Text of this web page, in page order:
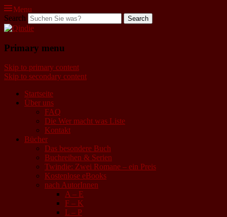
Menu
Qindie
Search
Primary menu
Skip to primary content
Skip to secondary content
Startseite
Über uns
FAQ
Die Wer macht was Liste
Kontakt
Bücher
Das besondere Buch
Buchreihen & Serien
Twindie: Zwei Romane – ein Preis
Kostenlose eBooks
nach AutorInnen
A – E
F – K
L – P